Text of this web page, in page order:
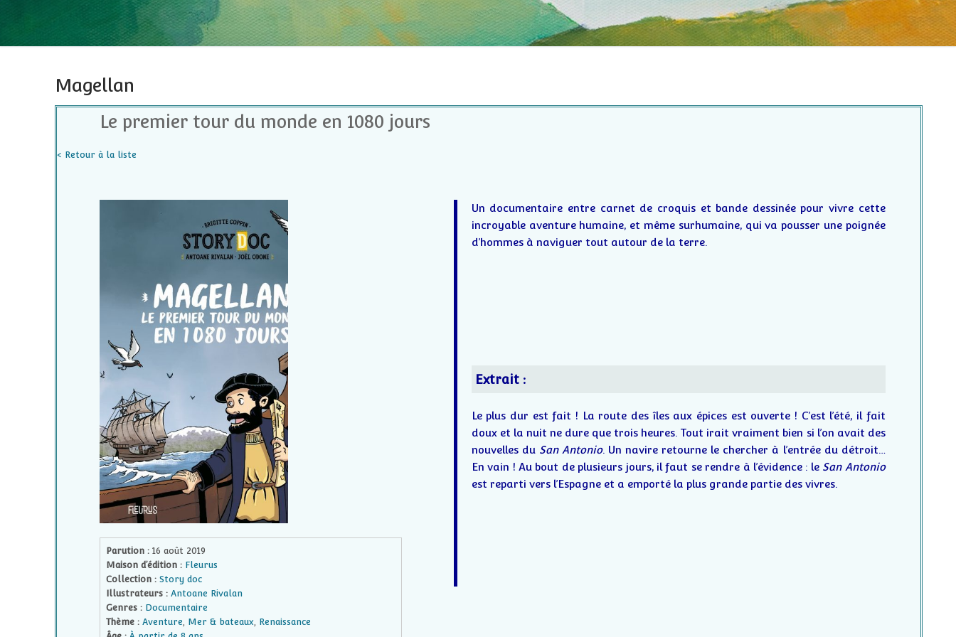
Magellan
Le premier tour du monde en 1080 jours
< Retour à la liste
Parution : 16 août 2019
Maison d’édition : Fleurus
Collection : Story doc
Illustrateurs : Antoane Rivalan
Genres : Documentaire
Thème :Aventure, Mer & bateaux, Renaissance
Un documentaire entre carnet de croquis et bande dessinée pour vivre cette
incroyable aventure humaine, et même surhumaine, qui va pousser une poignée
d’hommes à naviguer tout autour de la terre.
Extrait :
Le plus dur est fait ! La route des îles aux épices est ouverte ! C’est l’été, il fait
doux et la nuit ne dure que trois heures. Tout irait vraiment bien si l’on avait des
nouvelles du San Antonio. Un navire retourne le chercher à l’entrée du détroit…
En vain ! Au bout de plusieurs jours, il faut se rendre à l’évidence : le San Antonio
est reparti vers l’Espagne et a emporté la plus grande partie des vivres.